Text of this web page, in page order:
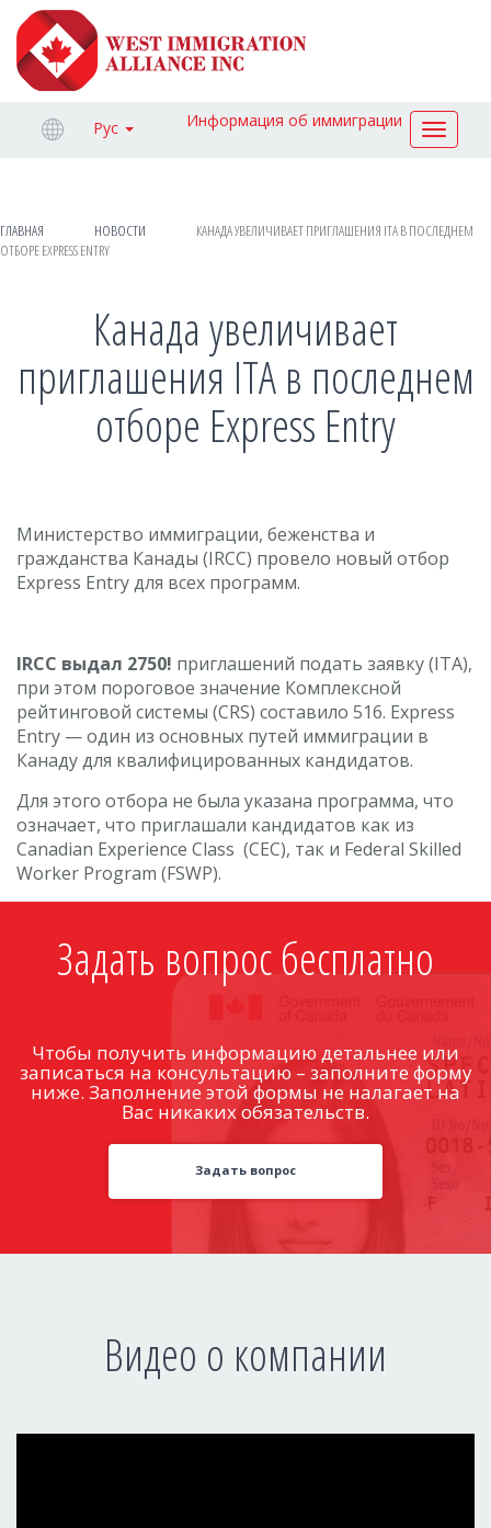
Toggle
Информация об иммиграции
Рус
ГЛАВНАЯ НОВОСТИ
КАНАДА УВЕЛИЧИВАЕТ ПРИГЛАШЕНИЯ ITA В ПОСЛЕДНЕМ
ОТБОРЕ EXPRESS ENTRY
Канада увеличивает
приглашения ITA в последнем
отборе Express Entry
Министерство иммиграции, беженства и
гражданства Канады (IRCC) провело новый отбор
Express Entry для всех программ.
IRCC выдал 2750! приглашений подать заявку (ITA),
при этом пороговое значение Комплексной
рейтинговой системы (CRS) составило 516. Express
Entry — один из основных путей иммиграции в
Канаду для квалифицированных кандидатов.
Для этого отбора не была указана программа, что
означает, что приглашали кандидатов как из
Canadian Experience Class (CEC), так и Federal Skilled
Worker Program (FSWP).
Задать вопрос бесплатно
Чтобы получить информацию детальнее или
записаться на консультацию – заполните форму
ниже. Заполнение этой формы не налагает на
Вас никаких обязательств.
Задать вопрос
Видео о компании